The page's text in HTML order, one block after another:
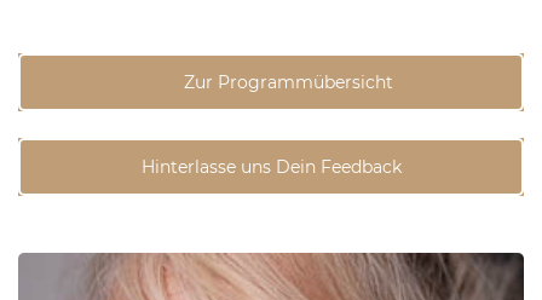
Zur Programmübersicht
Hinterlasse uns Dein Feedback